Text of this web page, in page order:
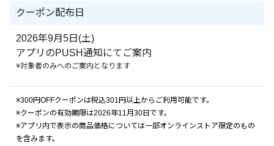
クーポン配布日
2026年9月5日(土)
アプリのPUSH通知にてご案内
※対象者のみへのご案内となります
※300円OFFクーポンは税込301円以上からご利用可能です。
※クーポンの有効期限は2026年11月30日です。
※アプリ内で表示の商品価格については一部オンラインストア限定のもの
を含みます。